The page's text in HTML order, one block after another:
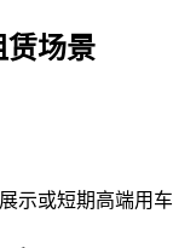
场景
示或短期高端用车